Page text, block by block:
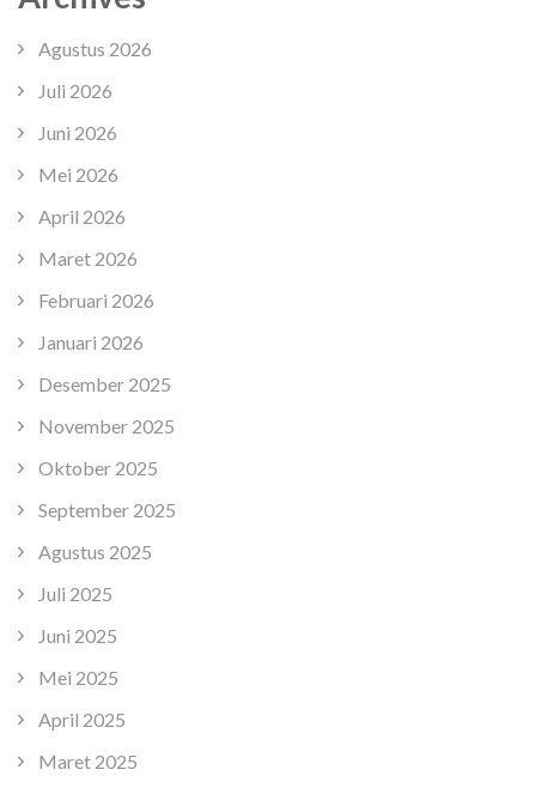
Agustus 2026
Juli 2026
Juni 2026
Mei 2026
April 2026
Maret 2026
Februari 2026
Januari 2026
Desember 2025
November 2025
Oktober 2025
September 2025
Agustus 2025
Juli 2025
Juni 2025
Mei 2025
April 2025
Maret 2025